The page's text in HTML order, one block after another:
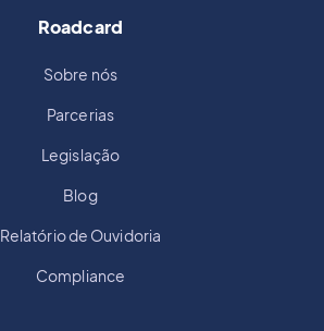
Roadcard
Sobre nós
Parcerias
Legislação
Blog
Relatório de Ouvidoria
Compliance